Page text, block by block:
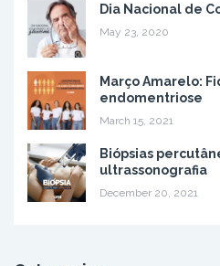
Dia Nacional de
May 23, 2020
Março Amarelo:
endomentriose
March 15, 2021
Biópsias
ultrassonografia
December 20, 2021